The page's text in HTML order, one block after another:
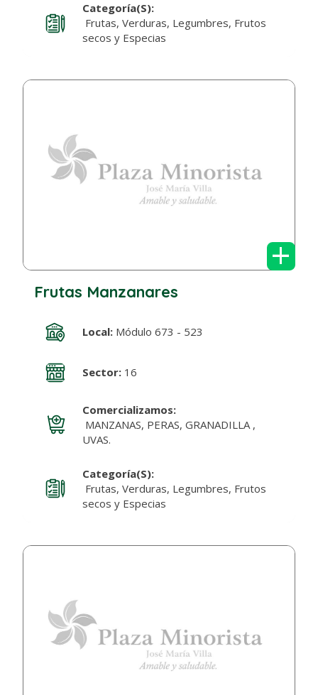
Categoría(s):
Frutas, Verduras, Legumbres, Frutos
secos y Especias
+
Frutas Manzanares
Local:Módulo 673 - 523
Sector:16
Comercializamos:
MANZANAS, PERAS, GRANADILLA ,
UVAS.
Categoría(s):
Frutas, Verduras, Legumbres, Frutos
secos y Especias